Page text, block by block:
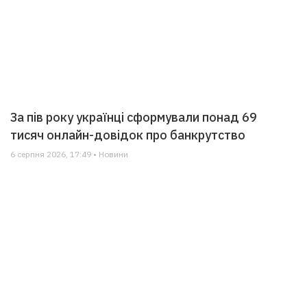
За пів року українці сформували понад 69
тисяч онлайн-довідок про банкрутство
6 серпня 2026, 17:49 • Новини